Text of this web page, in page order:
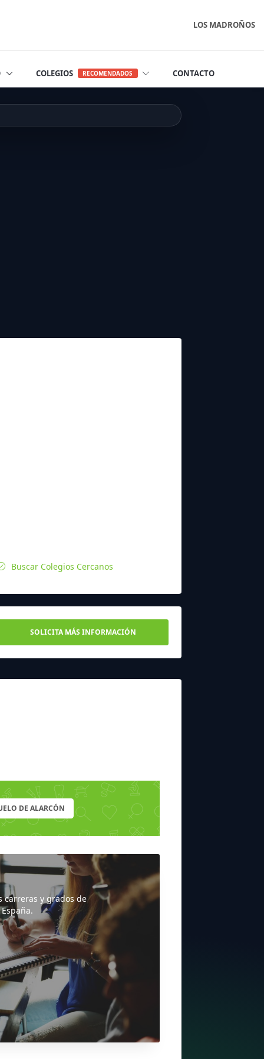
LOS MADROÑOS
COLEGIOS RECOMENDADOS CONTACTO
Buscar Colegios Cercanos
SOLICITA MÁS INFORMACIÓN
DE ALARCÓN
carreras y grados de